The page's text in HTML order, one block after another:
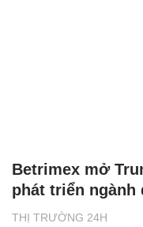
THỊ TRƯỜNG 24H
Betrimex mở
phát triển ngành